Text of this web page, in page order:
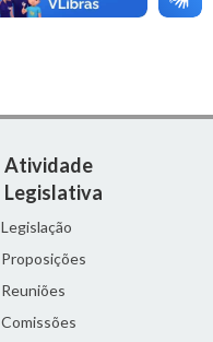
Atividade
Legislativa
Legislação
Proposições
Reuniões
Comissões